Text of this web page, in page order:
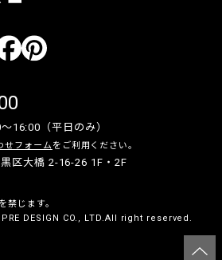
16:00（平日のみ）
せフォームをご利用ください。
区大橋 2-16-26 1F・2F
禁じます。
DESIGN CO., LTD.All right reserved.